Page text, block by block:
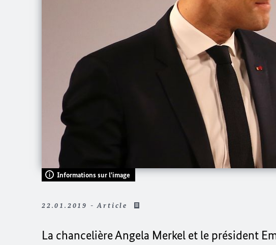
Informations sur l'image
22.01.2019 - Article
La chancelière Angela Merkel et le président